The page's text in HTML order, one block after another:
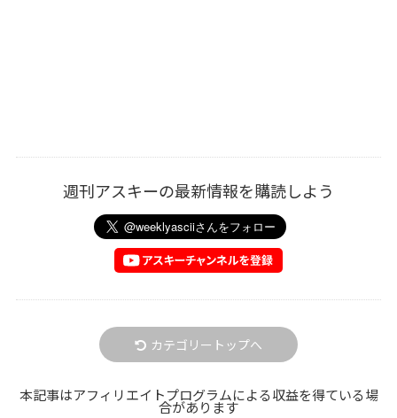
週刊アスキーの最新情報を購読しよう
カテゴリートップへ
本記事はアフィリエイトプログラムによる収益を得ている場
合があります